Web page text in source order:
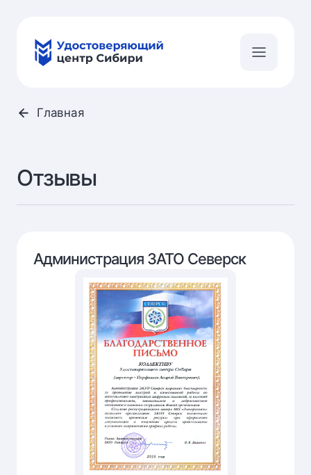
Главная
Отзывы
Администрация ЗАТО Северск